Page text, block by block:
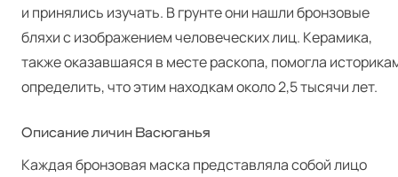
и принялись изучать. В грунте они нашли бронзовые
бляхи с изображением человеческих лиц. Керамика,
также оказавшаяся в месте раскопа, помогла
определить, что этим находкам около 2,5 тысячи лет.
Описание личин Васюганья
Каждая бронзовая маска представляла собой лицо